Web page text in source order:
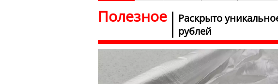
Раскрыто
рублей
Полезное